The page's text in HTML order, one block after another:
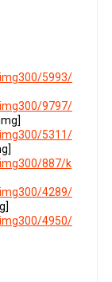
5993/
9797/
5311/
887/k
4289/
4950/